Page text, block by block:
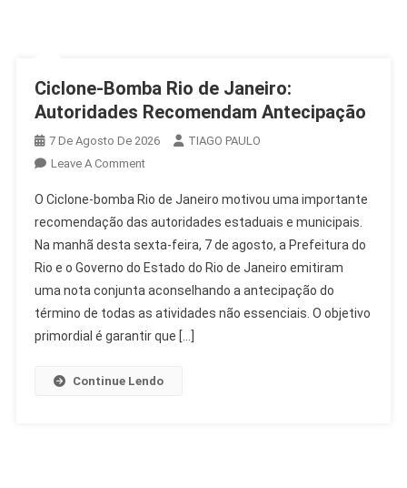
Ciclone-Bomba Rio de Janeiro:
Autoridades Recomendam Antecipação
7 De Agosto De 2026
TIAGO PAULO
Leave A CommentOn
Bomba
Rio
De
Janeiro:
Autoridades
Recomendam
Antecipação
O Ciclone-bomba Rio de Janeiro motivou uma importante
recomendação das autoridades estaduais e municipais.
Na manhã desta sexta-feira, 7 de agosto, a Prefeitura do
Rio e o Governo do Estado do Rio de Janeiro emitiram
uma nota conjunta aconselhando a antecipação do
término de todas as atividades não essenciais. O objetivo
primordial é garantir que […]
Continue Lendo